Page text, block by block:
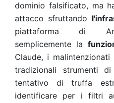
dominio falsificato, ma
attacco sfruttando
piattaforma di
semplicemente la
Claude, i
tradizionali strumenti
tentativo di truffa
identificare per i filtri